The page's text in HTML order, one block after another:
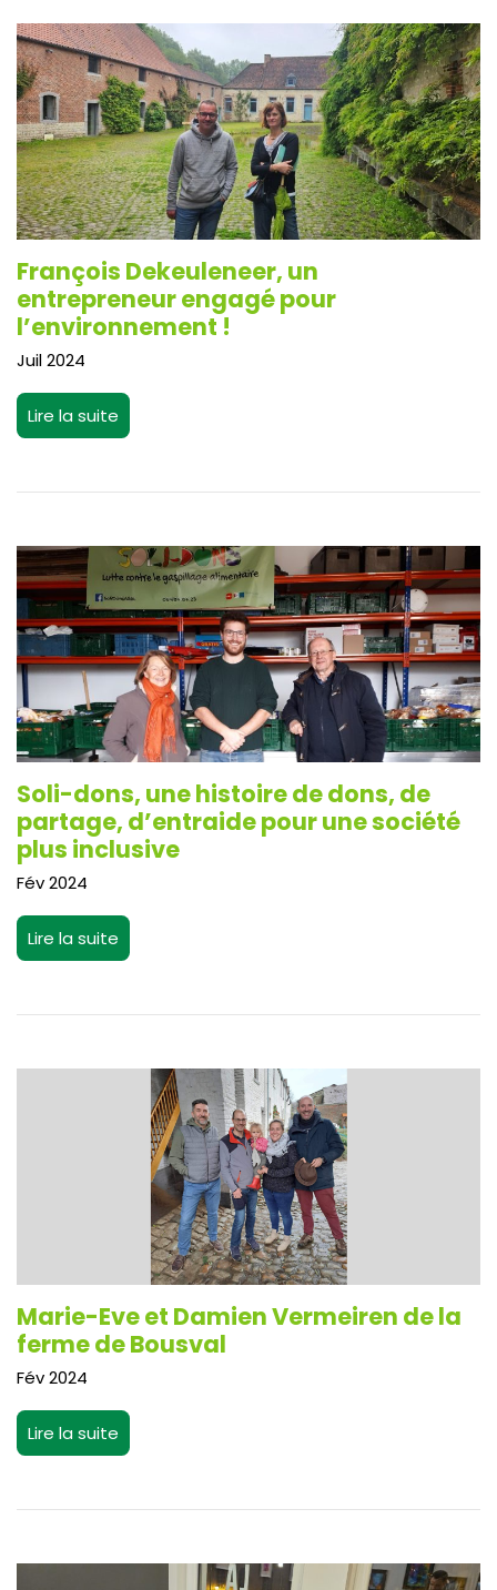
François Dekeuleneer, un
entrepreneur engagé pour
l’environnement !
Juil 2024
Lire la suite
Soli-dons, une histoire de dons, de
partage, d’entraide pour une société
plus inclusive
Fév 2024
Lire la suite
Marie-Eve et Damien Vermeiren de la
ferme de Bousval
Fév 2024
Lire la suite